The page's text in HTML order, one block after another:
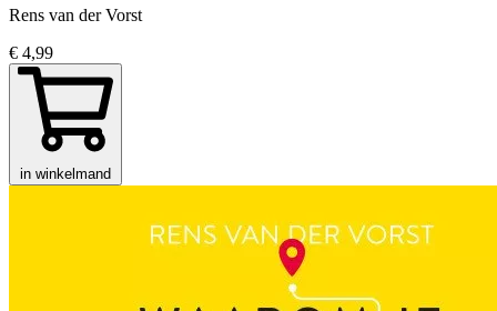
Rens van der Vorst
€ 4,99
in winkelmand